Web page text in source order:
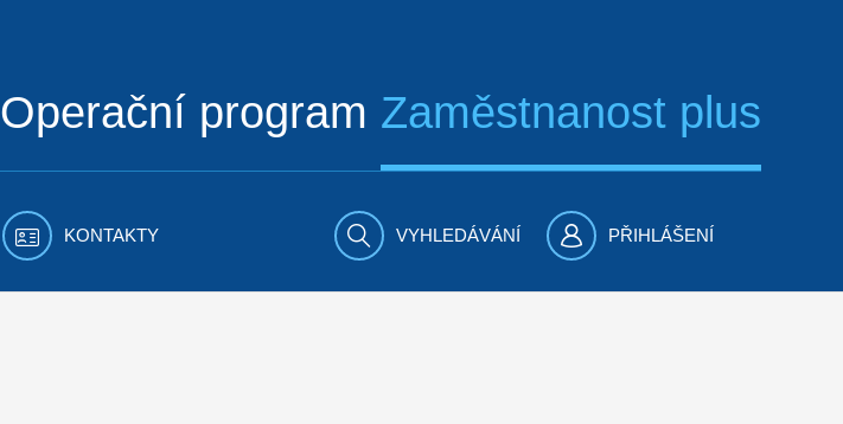
Operační program Zaměstnanost plus
KONTAKTY VYHLEDÁVÁNÍ PŘIHLÁŠENÍ